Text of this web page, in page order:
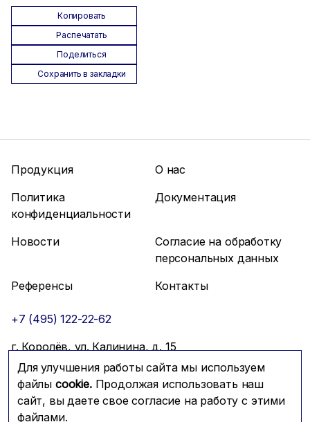
Копировать
Распечатать
Поделиться
Сохранить в закладки
Для улучшения работы сайта мы используем
файлы cookie.Продолжая использовать наш
сайт, вы даете свое согласие на работу с этими
файлами.
Продукция
О нас
Политика
конфиденциальности
Документация
Новости
Согласие на обработку
персональных данных
Референсы
Контакты
+7 (495) 122-22-62
г. Королёв, ул. Калинина, д. 15
info@mfmc.ru
Связаться с нами